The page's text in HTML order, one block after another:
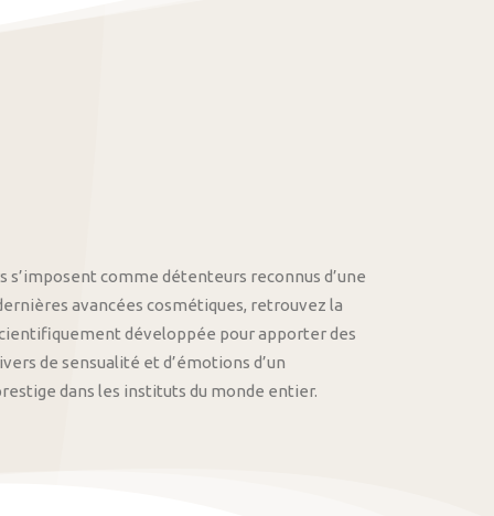
s’imposent comme détenteurs reconnus d’une
avancées cosmétiques, retrouvez la
développée pour apporter des
de sensualité et d’émotions d’un
dans les instituts du monde entier.